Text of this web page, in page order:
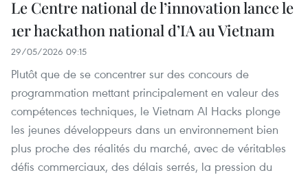
Le Centre national de l’innovation lance le
1er hackathon national d’IA au Vietnam
29/05/2026 09:15
Plutôt que de se concentrer sur des concours de
programmation mettant principalement en valeur des
compétences techniques, le Vietnam AI Hacks plonge
les jeunes développeurs dans un environnement bien
plus proche des réalités du marché, avec de véritables
défis commerciaux, des délais serrés, la pression du